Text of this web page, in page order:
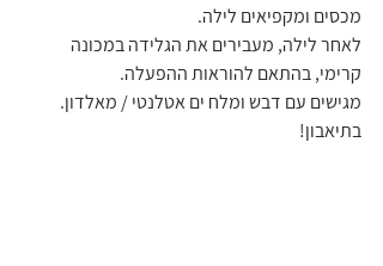
מכסים ומקפיאים לילה.
לאחר לילה, מעבירים את הגלידה במכונה
קרימי, בהתאם להוראות ההפעלה.
מגישים עם דבש ומלח ים אטלנטי / מאלדון.
בתיאבון!